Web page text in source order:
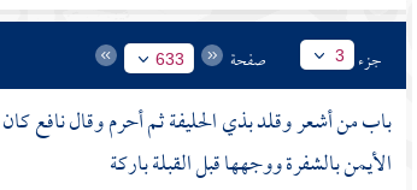
جزء 3 صفحة 633
باب من أشعر وقلدبذي الحليفةثم أحرم وقال نافع كان
الأيمن بالشفرة ووجهها قبل القبلة باركة